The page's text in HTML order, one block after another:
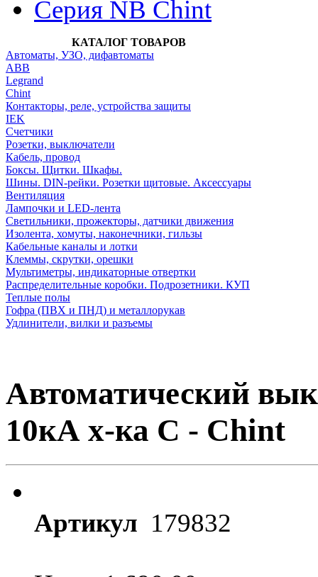
Серия NB Chint
КАТАЛОГ ТОВАРОВ
Автоматы, УЗО, дифавтоматы
АВВ
Legrand
Chint
Контакторы, реле, устройства защиты
IEK
Счетчики
Розетки, выключатели
Кабель, провод
Боксы. Щитки. Шкафы.
Шины. DIN-рейки. Розетки щитовые. Аксессуары
Вентиляция
Лампочки и LED-лента
Светильники, прожекторы, датчики движения
Изолента, хомуты, наконечники, гильзы
Кабельные каналы и лотки
Клеммы, скрутки, орешки
Мультиметры, индикаторные отвертки
Распределительные коробки. Подрозетники. КУП
Теплые полы
Гофра (ПВХ и ПНД) и металлорукав
Удлинители, вилки и разъемы
Автоматический
10кА х-ка C - Chint
Артикул 179832